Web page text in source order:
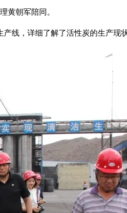
黄朝军陪同。
线，详细了解了活性炭的生产现